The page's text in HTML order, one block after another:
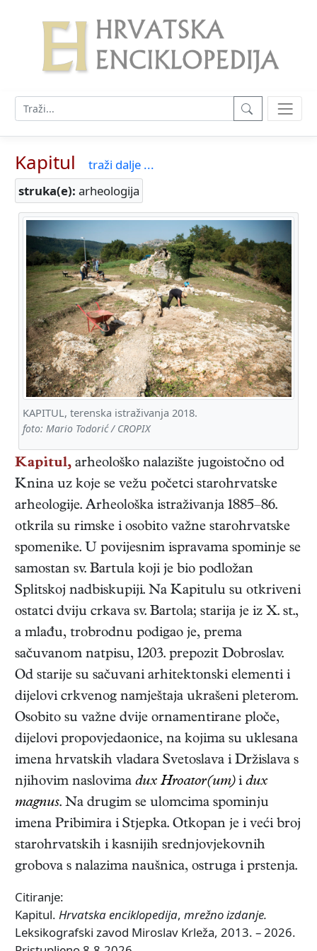
Kapitul
traži dalje ...
struka(e): arheologija
KAPITUL, terenska istraživanja 2018.
foto: Mario Todorić / CROPIX
Kapitul, arheološko nalazište jugoistočno od
Knina uz koje se vežu početci starohrvatske
arheologije. Arheološka istraživanja 1885–86.
otkrila su rimske i osobito važne starohrvatske
spomenike. U povijesnim ispravama spominje se
samostan sv. Bartula koji je bio podložan
Splitskoj nadbiskupiji. Na Kapitulu su otkriveni
ostatci dviju crkava sv. Bartola; starija je iz X. st.,
a mlađu, trobrodnu podigao je, prema
sačuvanom natpisu, 1203. prepozit Dobroslav.
Od starije su sačuvani arhitektonski elementi i
dijelovi crkvenog namještaja ukrašeni pleterom.
Osobito su važne dvije ornamentirane ploče,
dijelovi propovjedaonice, na kojima su uklesana
imena hrvatskih vladara Svetoslava i Držislava s
njihovim naslovima dux Hroator(um)i dux
magnus. Na drugim se ulomcima spominju
imena Pribimira i Stjepka. Otkopan je i veći broj
starohrvatskih i kasnijih srednjovjekovnih
grobova s nalazima naušnica, ostruga i prstenja.
Citiranje:
Kapitul. Hrvatska enciklopedija, mrežno izdanje.
Leksikografski zavod Miroslav Krleža, 2013. – 2026.